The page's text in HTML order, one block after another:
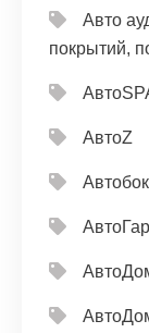
Авто
покрытий,
АвтоZ